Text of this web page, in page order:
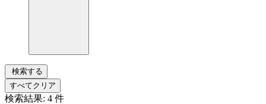
検索する
すべてクリア
検索結果: 4 件